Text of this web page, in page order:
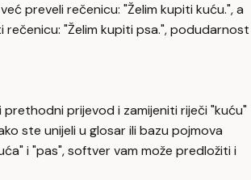
preveli rečenicu: "Želim kupiti kuću.", a
rečenicu: "Želim kupiti psa.", podudarnost
prijevod i zamijeniti riječi "kuću"
ste unijeli u glosar ili bazu pojmova
i "pas", softver vam može predložiti i